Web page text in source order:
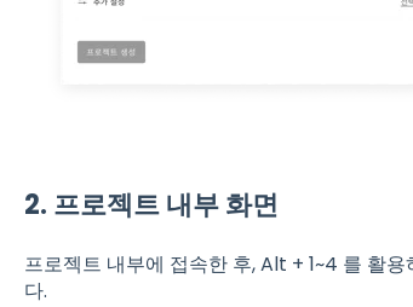
2. 프로젝트 내부 화면
프로젝트 내부에 접속한 후, Alt + 1~4 를 활
다.